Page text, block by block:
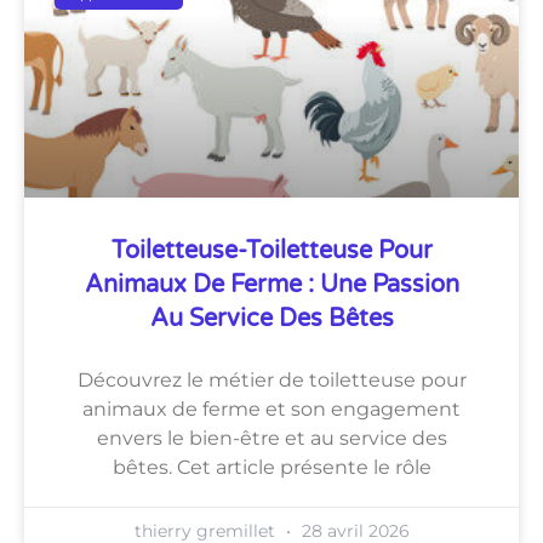
Toiletteuse-Toiletteuse Pour
Animaux De Ferme : Une Passion
Au Service Des Bêtes
Découvrez le métier de toiletteuse pour
animaux de ferme et son engagement
envers le bien-être et au service des
bêtes. Cet article présente le rôle
thierry gremillet 28 avril 2026